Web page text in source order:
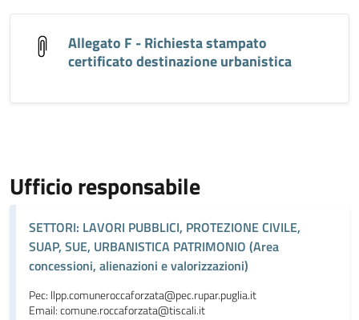
Allegato F - Richiesta stampato
certificato destinazione urbanistica
Ufficio responsabile
SETTORI: LAVORI PUBBLICI, PROTEZIONE CIVILE,
SUAP, SUE, URBANISTICA PATRIMONIO (Area
concessioni, alienazioni e valorizzazioni)
Pec: llpp.comuneroccaforzata@pec.rupar.puglia.it
Email: comune.roccaforzata@tiscali.it